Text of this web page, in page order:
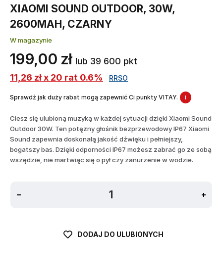
XIAOMI SOUND OUTDOOR, 30W,
2600MAH, CZARNY
W magazynie
199,00 zł lub 39 600 pkt
11,26 zł x 20 rat 0.6%
RRSO
Sprawdź jak duży rabat mogą zapewnić Ci punkty VITAY. i
Ciesz się ulubioną muzyką w każdej sytuacji dzięki Xiaomi Sound
Outdoor 30W. Ten potężny głośnik bezprzewodowy IP67 Xiaomi
Sound zapewnia doskonałą jakość dźwięku i pełniejszy,
bogatszy bas. Dzięki odporności IP67 możesz zabrać go ze sobą
wszędzie, nie martwiąc się o pył czy zanurzenie w wodzie.
DODAJ DO ULUBIONYCH